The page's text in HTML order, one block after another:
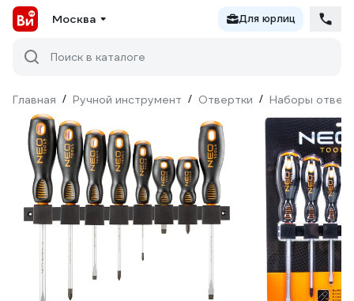
Москва Для юрлиц
Поиск в каталоге
Главная / Ручной инструмент / Отвертки / Наборы